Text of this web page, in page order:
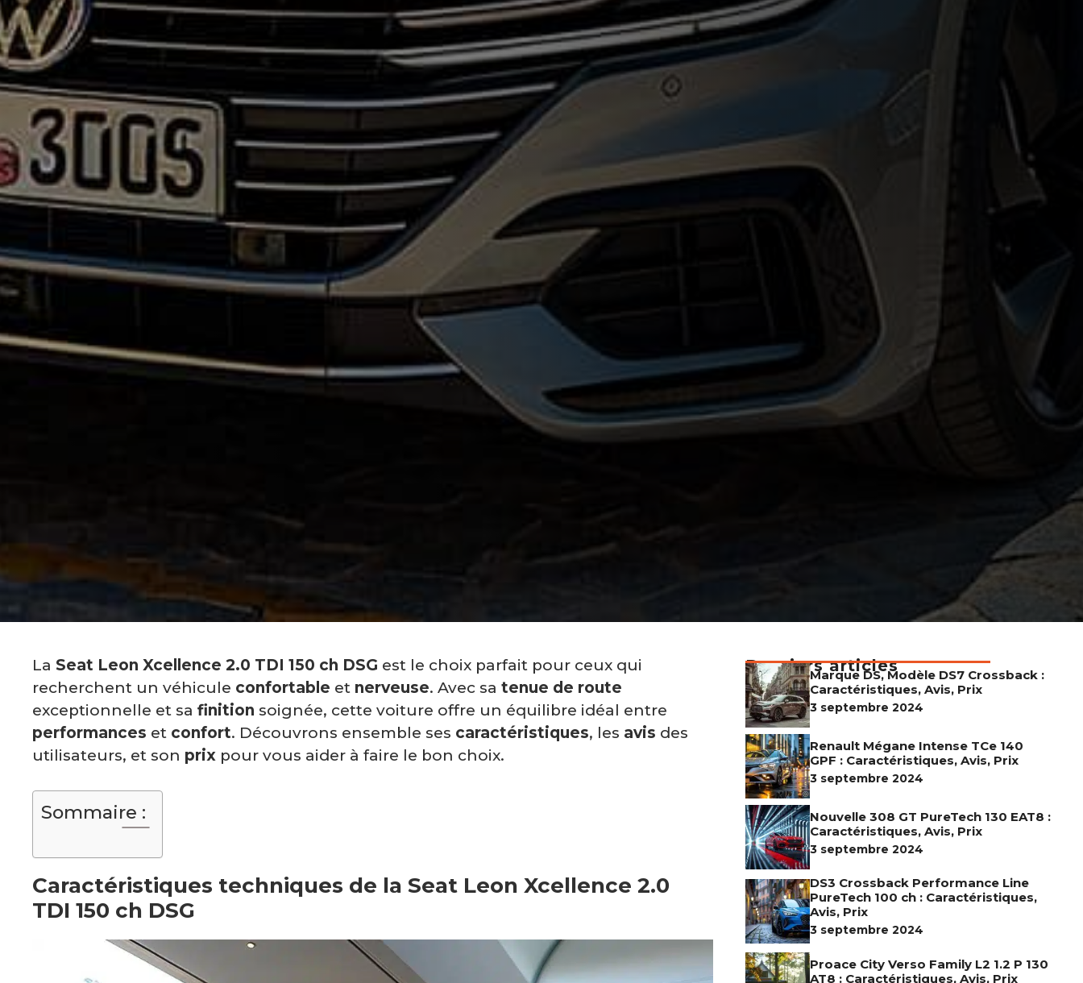
La Seat Leon Xcellence 2.0 TDI 150 ch DSG est le choix parfait pour ceux qui
recherchent un véhicule confortable et nerveuse. Avec sa tenue de route
exceptionnelle et sa finition soignée, cette voiture offre un équilibre idéal entre
performances et confort. Découvrons ensemble ses caractéristiques, les avis des
utilisateurs, et son prix pour vous aider à faire le bon choix.
Sommaire :
Caractéristiques techniques de la Seat Leon Xcellence 2.0
TDI 150 ch DSG
Derniers articles
Marque DS, Modèle DS7 Crossback :
Caractéristiques, Avis, Prix
3 septembre 2024
Renault Mégane Intense TCe 140
GPF : Caractéristiques, Avis, Prix
3 septembre 2024
Nouvelle 308 GT PureTech 130 EAT8 :
Caractéristiques, Avis, Prix
3 septembre 2024
DS3 Crossback Performance Line
PureTech 100 ch : Caractéristiques,
Avis, Prix
3 septembre 2024
Proace City Verso Family L2 1.2 P 130
AT8 : Caractéristiques, Avis, Prix